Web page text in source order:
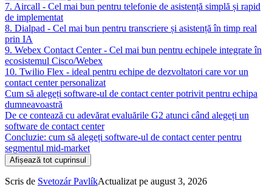
7. Aircall - Cel mai bun pentru telefonie de asistență simplă și rapid
de implementat
8. Dialpad - Cel mai bun pentru transcriere și asistență în timp real
prin IA
9. Webex Contact Center - Cel mai bun pentru echipele integrate în
ecosistemul Cisco/Webex
10. Twilio Flex - ideal pentru echipe de dezvoltatori care vor un
contact center personalizat
Cum să alegeți software-ul de contact center potrivit pentru echipa
dumneavoastră
De ce contează cu adevărat evaluările G2 atunci când alegeți un
software de contact center
Concluzie: cum să alegeți software-ul de contact center pentru
segmentul mid-market
Afișează tot cuprinsul
Scris de Svetozár PavlíkActualizat pe august 3, 2026